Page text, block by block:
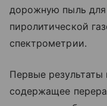
дорожную пыль
пиролитической
спектрометрии.
Первые результаты
содержащее